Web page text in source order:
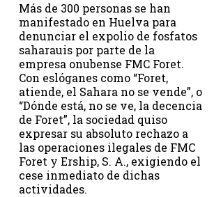
Más de 300 personas se han
manifestado en Huelva para
denunciar el expolio de fosfatos
saharauis por parte de la
empresa onubense FMC Foret.
Con eslóganes como “Foret,
atiende, el Sahara no se vende”, o
“Dónde está, no se ve, la decencia
de Foret”, la sociedad quiso
expresar su absoluto rechazo a
las operaciones ilegales de FMC
Foret y Ership, S. A., exigiendo el
cese inmediato de dichas
actividades.